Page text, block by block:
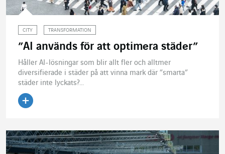
CITY TRANSFORMATION
”AI används för att optimera städer”
Håller AI-lösningar som blir allt fler och alltmer
diversifierade i städer på att vinna mark där ”smarta”
städer inte lyckats?...